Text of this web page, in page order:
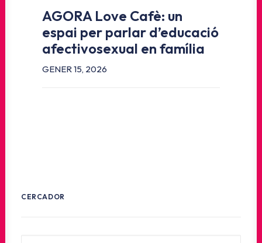
AGORA Love Cafè: un
espai per parlar d’educació
afectivosexual en família
GENER 15, 2026
CERCADOR